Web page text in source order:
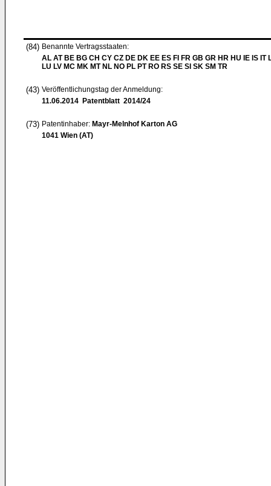
(84) Benannte Vertragsstaaten:
AL AT BE BG CH CY CZ DE DK EE ES FI FR GB GR HR HU IE IS IT
LU LV MC MK MT NL NO PL PT RO RS SE SI SK SM TR
(43) Veröffentlichungstag der Anmeldung:
11.06.2014 Patentblatt 2014/24
(73) Patentinhaber: Mayr-Melnhof Karton AG
1041 Wien (AT)